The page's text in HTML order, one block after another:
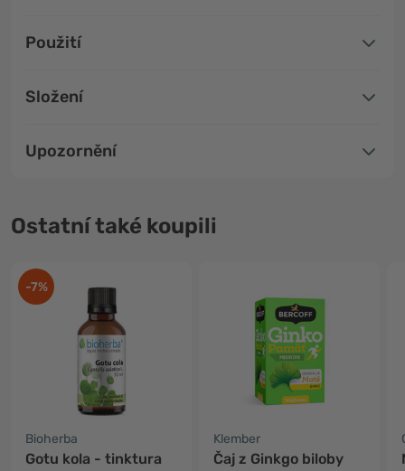
Použití
Složení
Upozornění
Ostatní také koupili
-7%
Bioherba
Gotu kola - tinktura
Klember
Čaj z Ginkgo biloby